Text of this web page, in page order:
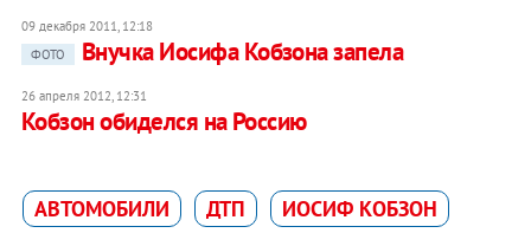
09 декабря 2011, 12:18
ФОТО
Внучка Иосифа Кобзона запела
26 апреля 2012, 12:31
Кобзон обиделся на Россию
АВТОМОБИЛИ ДТП ИОСИФ КОБЗОН